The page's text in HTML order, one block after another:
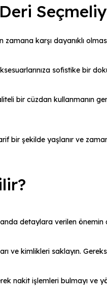
zamana karşı dayanıklı
sofistike bir
bir cüzdan kullanmanın
bir şekilde yaşlanır ve
detaylara verilen önemin
ve kimlikleri saklayın.
nakit işlemleri bulmayı ve